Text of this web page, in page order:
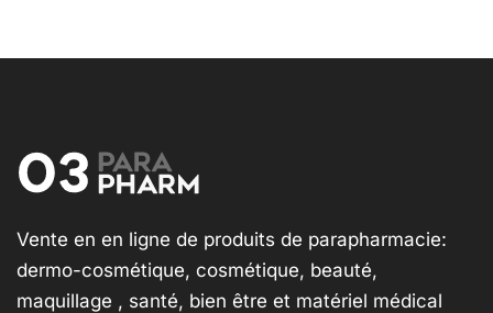
Vente en en ligne de produits de parapharmacie:
dermo-cosmétique, cosmétique, beauté,
maquillage , santé, bien être et matériel médical